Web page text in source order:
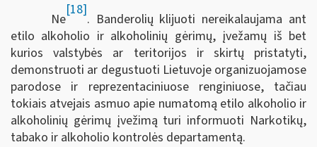
Ne
[18]
. Banderolių klijuoti nereikalaujama ant
etilo alkoholio ir alkoholinių gėrimų, įvežamų iš bet
kurios valstybės ar teritorijos ir skirtų pristatyti,
demonstruoti ar degustuoti Lietuvoje organizuojamose
parodose ir reprezentaciniuose renginiuose, tačiau
tokiais atvejais asmuo apie numatomą etilo alkoholio ir
alkoholinių gėrimų įvežimą turi informuoti Narkotikų,
tabako ir alkoholio kontrolės departamentą.